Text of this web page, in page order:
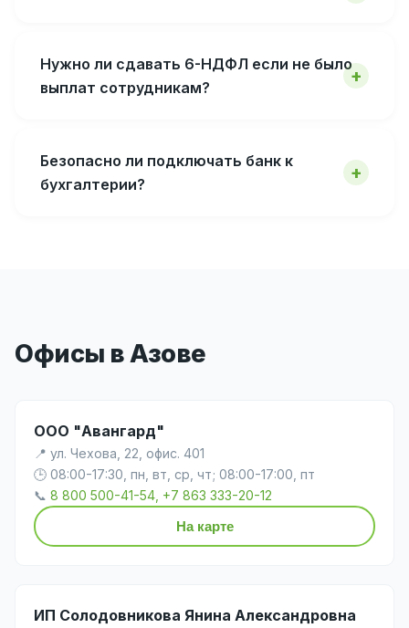
Нужно ли сдавать 6-НДФЛ если не было
выплат сотрудникам?
Безопасно ли подключать банк к
бухгалтерии?
Офисы в Азове
ООО "Авангард"
📍 ул. Чехова, 22, офис. 401
🕒 08:00-17:30, пн, вт, ср, чт; 08:00-17:00, пт
📞 8 800 500-41-54, +7 863 333-20-12
На карте
ИП Солодовникова Янина Александровна